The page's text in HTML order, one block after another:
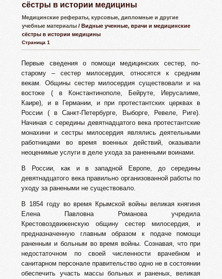
сёстры в истории медицины
Медицинские рефераты, курсовые, дипломные и другие
учебные материалы / Видные ученные, врачи и медицинские
сёстры в истории медицины
Страница 1
Первые сведения о помощи медицинских сестер, по-
старому – сестер милосердия, относятся к средним
векам. Общины сестер милосердия существовали и на
востоке ( в Константинополе, Бейруте, Иерусалиме,
Каире), и в Германии, и при протестантских церквах в
России ( в Санкт-Петербурге, Выборге, Ревеле, Риге).
Начиная с середины девятнадцатого века протестантские
монахини и сестры милосердия являлись деятельными
работницами во время военных действий, оказывали
неоценимые услуги в деле ухода за раненными воинами.
В России, как и в западной Европе, до середины
девятнадцатого века правильно организованной работы по
уходу за ранеными не существовало.
В 1854 году во время Крымской войны великая княгиня
Елена Павловна Романова учредила
Крестовоздвиженскую общину сестер милосердия, и
предназначенную главным образом к подаче помощи
раненным и больным во время войны. Сознавая, что при
недостаточном по своей численности врачебном и
санитарном персонале правительство одно не в состоянии
обеспечить участь массы больных и раненых, великая